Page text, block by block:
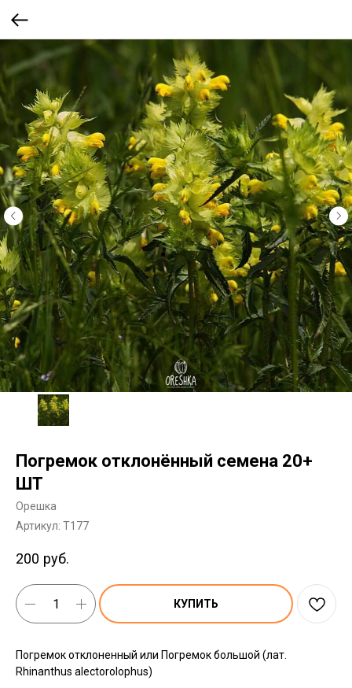
Погремок отклонённый семена 20+
ШТ
Орешка
Артикул: T177
200 руб.
КУПИТЬ
Погремок отклоненный или Погремок большой (лат.
Rhinanthus alectorolophus)